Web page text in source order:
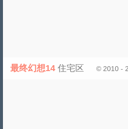
最终幻想14 住宅区 © 2010 -